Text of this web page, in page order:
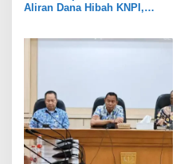
Aliran Dana Hibah KNPI,